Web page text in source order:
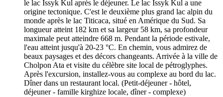
le lac Issyk Kul après le déjeuner. Le lac Issyk Kul a une
origine tectonique. C'est le deuxième plus grand lac alpin du
monde après le lac Titicaca, situé en Amérique du Sud. Sa
longueur atteint 182 km et sa largeur 58 km, sa profondeur
maximale peut atteindre 668 m. Pendant la période estivale,
l'eau atteint jusqu'à 20-23 °C. En chemin, vous admirez de
beaux paysages et des décors changeants. Arrivée à la ville de
Cholpon Ata et visite du célèbre site local de pétroglyphes.
Après l'excursion, installez-vous au complexe au bord du lac.
Dîner dans un restaurant local. (Petit-déjeuner - hôtel,
déjeuner - famille kirghize locale, dîner - complexe)